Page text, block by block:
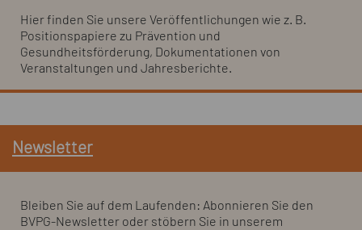
Hier finden Sie unsere Veröffentlichungen wie z. B.
Positionspapiere zu Prävention und
Gesundheitsförderung, Dokumentationen von
Veranstaltungen und Jahresberichte.
Newsletter
Bleiben Sie auf dem Laufenden: Abonnieren Sie den
BVPG-Newsletter oder stöbern Sie in unserem